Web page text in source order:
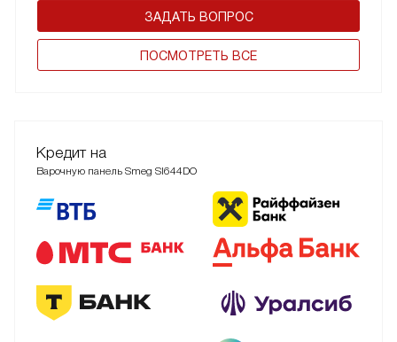
ЗАДАТЬ ВОПРОС
ПОCМОТРЕТЬ ВСЕ
Кредит на
Варочную панель Smeg SI644DO